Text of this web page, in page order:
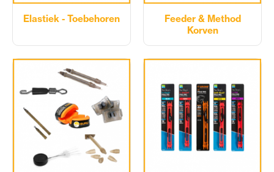
Elastiek - Toebehoren
Feeder & Method
Korven